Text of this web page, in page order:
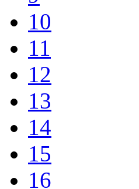
10
11
12
13
14
15
16